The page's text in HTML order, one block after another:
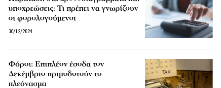
υποχρεώσεις: Τι πρέπει να γνωρίζουν
οι φορολογούμενοι
30/12/2024
Φόροι: Επιπλέον έσοδα τον
Δεκέμβριο πριμοδοτούν το
πλεόνασμα